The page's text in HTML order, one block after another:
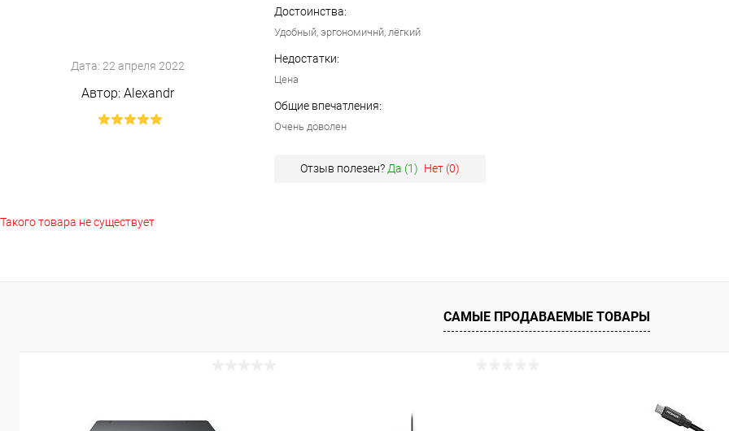
Дата: 22 апреля 2022
Автор:Alexandr
Достоинства:
Удобный, эргономичнй, лёгкий
Недостатки:
Цена
Общие впечатления:
Очень доволен
Отзыв полезен? Да (1) Нет (0)
Такого товара не существует
САМЫЕ ПРОДАВАЕМЫЕ ТОВАРЫ